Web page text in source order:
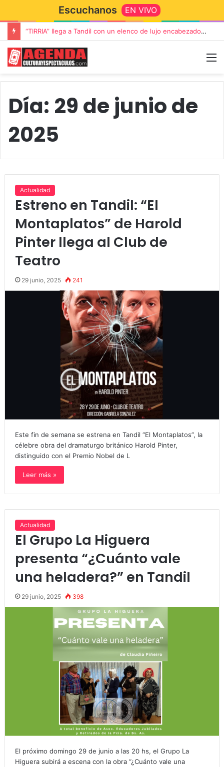
Escuchanos EN VIVO
“TIRRIA” llega a Tandil con un elenco de lujo encabezado por Capusotto, Spregelburd y Stefani
Día: 29 de junio de
2025
Actualidad
Estreno en Tandil: “El
Montaplatos” de Harold
Pinter llega al Club de
Teatro
29 junio, 2025 241
Este fin de semana se estrena en Tandil “El Montaplatos”, la
célebre obra del dramaturgo británico Harold Pinter,
distinguido con el Premio Nobel de L
Leer más »
Actualidad
El Grupo La Higuera
presenta “¿Cuánto vale
una heladera?” en Tandil
29 junio, 2025 398
El próximo domingo 29 de junio a las 20 hs, el Grupo La
Higuera subirá a escena con la obra “¿Cuánto vale una